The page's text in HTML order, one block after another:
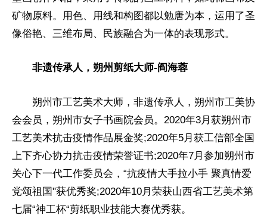
矿物原料。用色、用线和构图都以勉唐为本，运用了圣
像俗艳、三维布局、民族融合为一体的表现形式。
非遗传承人，朔州剪纸大师-阎海蓉
朔州市工艺美术大师，非遗传承人，朔州市工美协
会会员，朔州市女子书画院会员。2020年3月获朔州市
工艺美术抗击疫情作品展金奖;2020年5月获工信部全国
上下齐心协力抗击疫情荣誉证书;2020年7月参加朔州市
关心下一代工作委员会，“抗疫情大手拉小手 聚真情爱
党颂祖国"获优秀奖;2020年10月荣获山西省工艺美术第
七届“神工杯“剪纸职业技能大赛优秀获。